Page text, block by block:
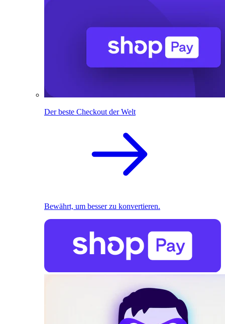
Der beste Checkout der Welt
Bewährt, um besser zu konvertieren.